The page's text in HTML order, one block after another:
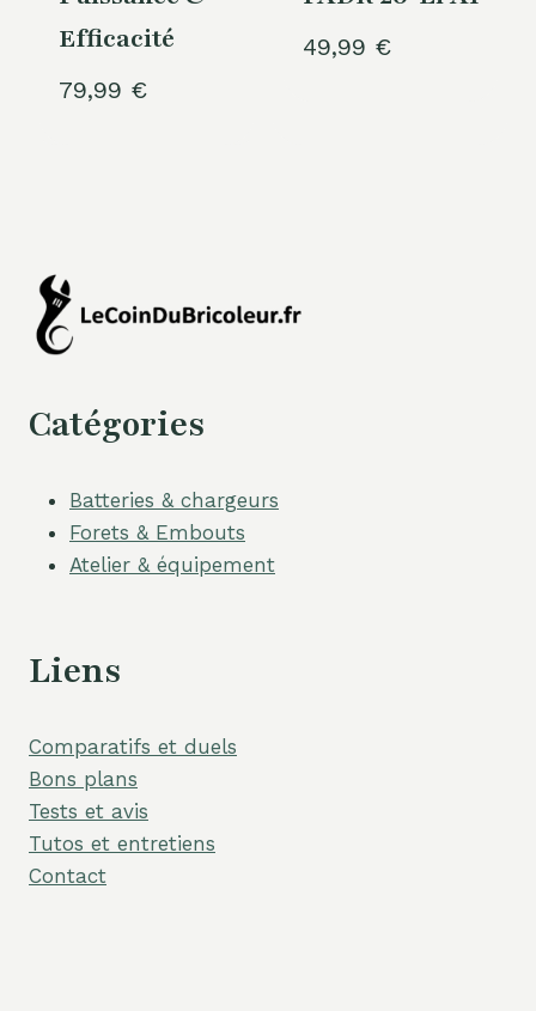
Efficacité
79,99 €
49,99 €
Catégories
Batteries & chargeurs
Forets & Embouts
Atelier & équipement
Liens
Comparatifs et duels
Bons plans
Tests et avis
Tutos et entretiens
Contact